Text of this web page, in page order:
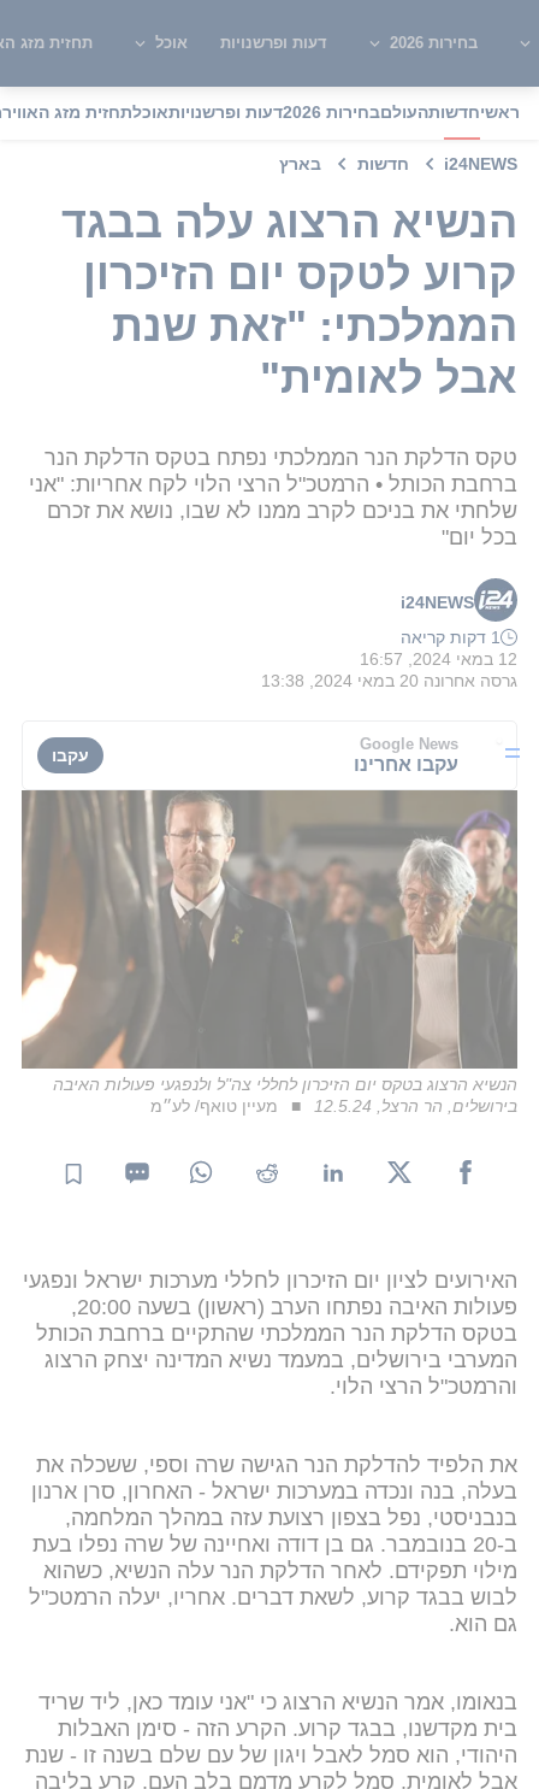
בחירות 2026 דעות ופרשנויות אוכל תחזית מזג
ראשיחדשותהעולםבחירות 2026 דעות ופרשנויותאוכלתחזית מזג האוויר
i24NEWS חדשות בארץ
הנשיא הרצוג עלה בבגד
קרוע לטקס יום הזיכרון
הממלכתי: "זאת שנת
אבל לאומית"
טקס הדלקת הנר הממלכתי נפתח בטקס הדלקת הנר
ברחבת הכותל • הרמטכ"ל הרצי הלוי לקח אחריות: "אני
שלחתי את בניכם לקרב ממנו לא שבו, נושא את זכרם
בכל יום"
i24NEWS
1 דקות קריאה
12 במאי 2024, 16:57
גרסה אחרונה 20 במאי 2024, 13:38
Google News
עקבו אחרינו עקבו
הנשיא הרצוג בטקס יום הזיכרון לחללי צה"ל ולנפגעי פעולות האיבה
בירושלים, הר הרצל, 12.5.24
מעיין טואף/ לע״מ
האירועים לציון יום הזיכרון לחללי מערכות ישראל ונפגעי
פעולות האיבה נפתחו הערב (ראשון) בשעה 20:00,
בטקס הדלקת הנר הממלכתי שהתקיים ברחבת הכותל
המערבי בירושלים, במעמד נשיא המדינה יצחק הרצוג
והרמטכ"ל הרצי הלוי.
את הלפיד להדלקת הנר הגישה שרה וספי, ששכלה את
בעלה, בנה ונכדה במערכות ישראל - האחרון, סרן ארנון
בנבניסטי, נפל בצפון רצועת עזה במהלך המלחמה,
ב-20 בנובמבר. גם בן דודה ואחיינה של שרה נפלו בעת
מילוי תפקידם. לאחר הדלקת הנר עלה הנשיא, כשהוא
לבוש בבגד קרוע, לשאת דברים. אחריו, יעלה הרמטכ"ל
גם הוא.
בנאומו, אמר הנשיא הרצוג כי "אני עומד כאן, ליד שריד
בית מקדשנו, בבגד קרוע. הקרע הזה - סימן האבלות
היהודי, הוא סמל לאבל ויגון של עם שלם בשנה זו - שנת
אבל לאומית. סמל לקרע מדמם בלב העם. קרע בליבה